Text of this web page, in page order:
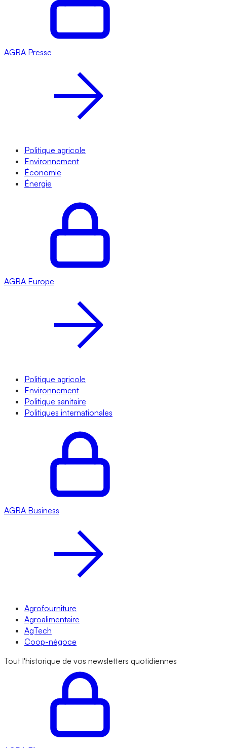
AGRA Presse
Politique agricole
Environnement
Économie
Énergie
AGRA Europe
Politique agricole
Environnement
Politique sanitaire
Politiques internationales
AGRA Business
Agrofourniture
Agroalimentaire
AgTech
Coop-négoce
Tout l'historique de vos newsletters quotidiennes